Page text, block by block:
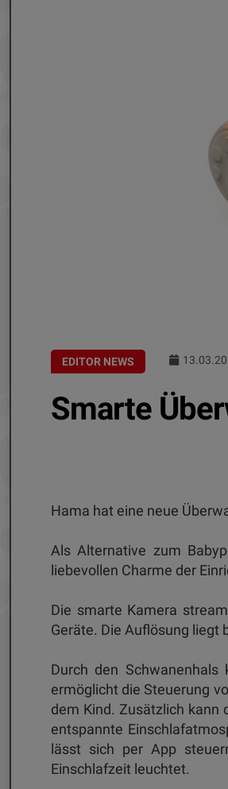
EDITOR NEWS
Smarte
Hama hat eine neue
Als Alternative zum
liebevollen Charme der
Die smarte Kamera
Geräte. Die Auflösung liegt
Durch den
ermöglicht die Steuerung
dem Kind. Zusätzlich kann
entspannte
lässt sich per App
Einschlafzeit leuchtet.